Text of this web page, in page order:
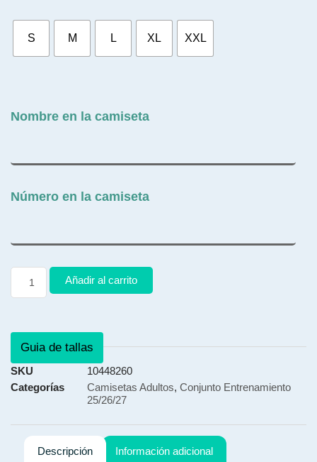
S M L XL XXL
Nombre en la camiseta
Número en la camiseta
Añadir al carrito
Guia de tallas
SKU
10448260
Categorías
Camisetas Adultos, Conjunto Entrenamiento
25/26/27
Descripción Información adicional